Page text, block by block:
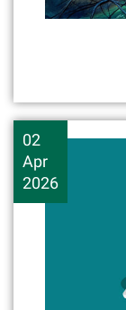
02
Apr
2026